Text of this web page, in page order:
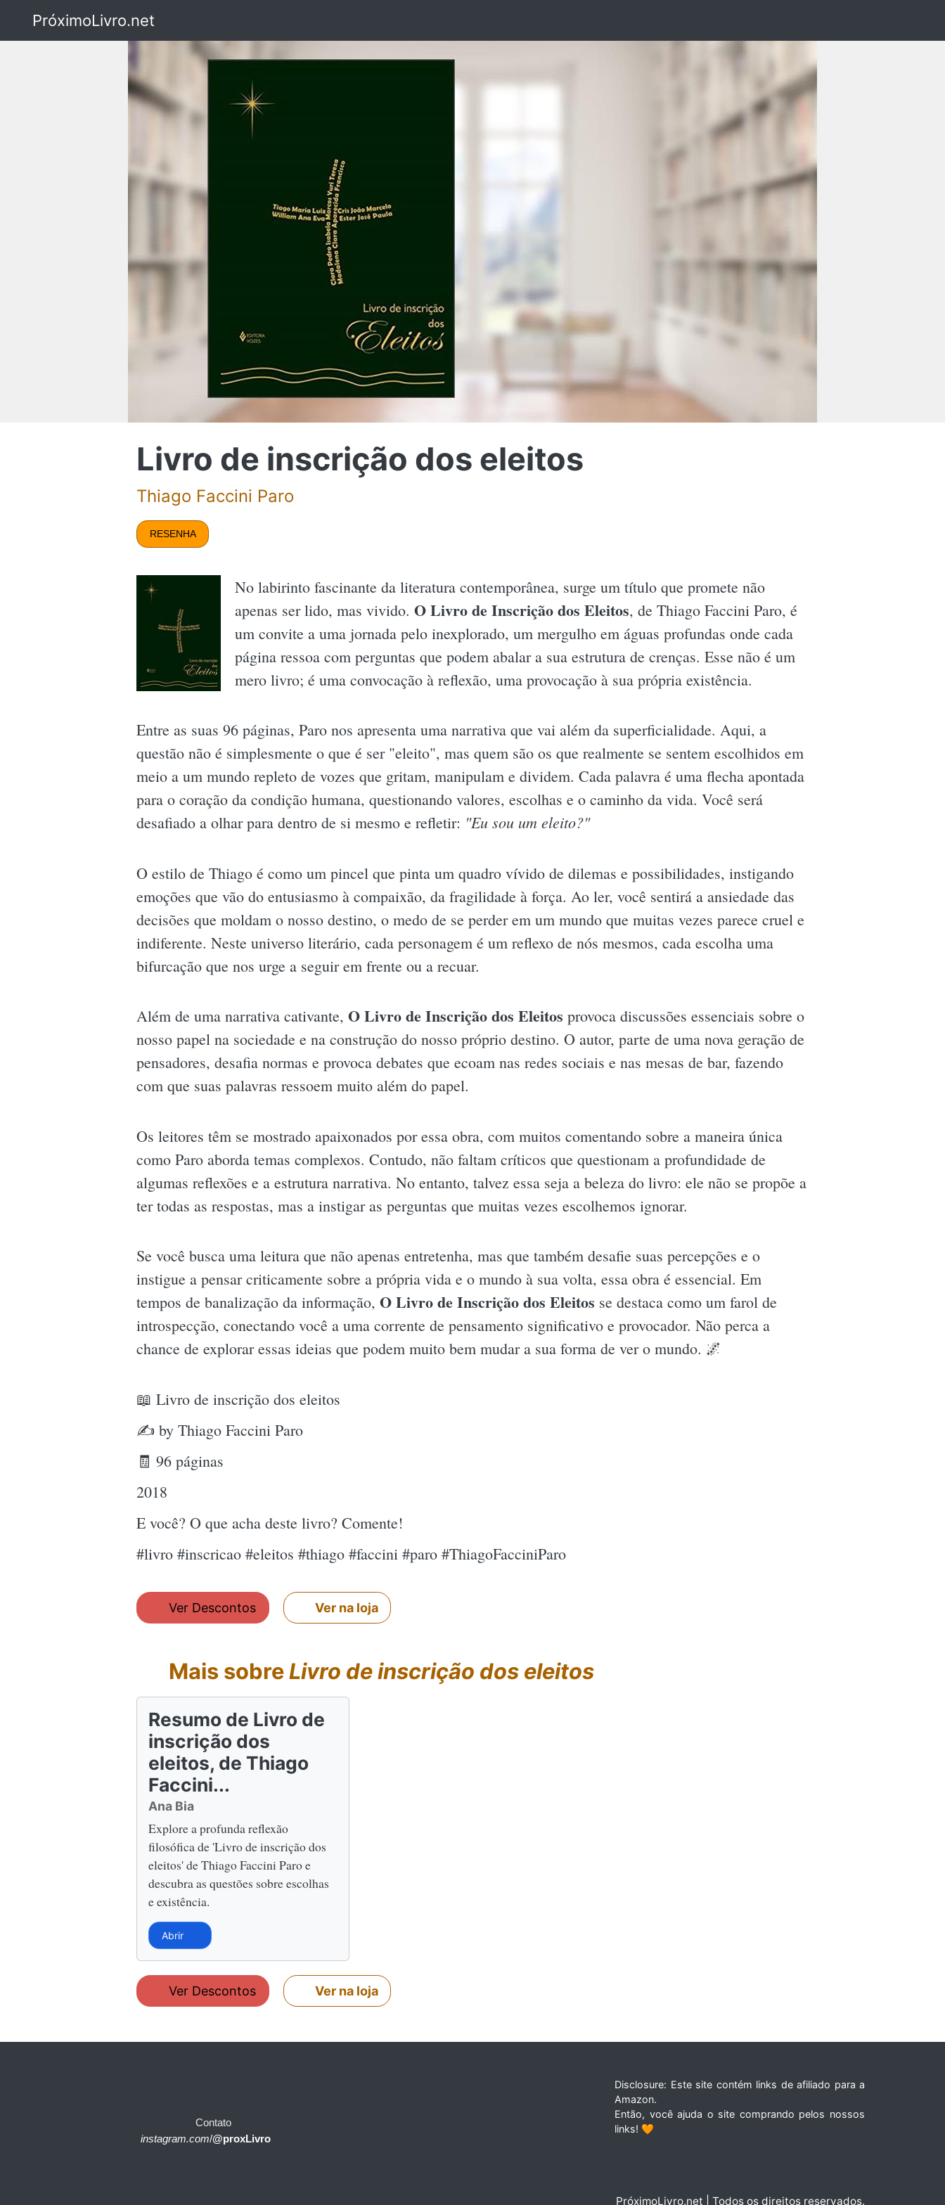
PróximoLivro.net
Livro de inscrição dos eleitos
Thiago Faccini Paro
RESENHA
No labirinto fascinante da literatura contemporânea, surge um título que promete não
apenas ser lido, mas vivido. O Livro de Inscrição dos Eleitos, de Thiago Faccini Paro, é
um convite a uma jornada pelo inexplorado, um mergulho em águas profundas onde cada
página ressoa com perguntas que podem abalar a sua estrutura de crenças. Esse não é um
mero livro; é uma convocação à reflexão, uma provocação à sua própria existência.
Entre as suas 96 páginas, Paro nos apresenta uma narrativa que vai além da superficialidade. Aqui, a
questão não é simplesmente o que é ser "eleito", mas quem são os que realmente se sentem escolhidos em
meio a um mundo repleto de vozes que gritam, manipulam e dividem. Cada palavra é uma flecha apontada
para o coração da condição humana, questionando valores, escolhas e o caminho da vida. Você será
desafiado a olhar para dentro de si mesmo e refletir: "Eu sou um eleito?"
O estilo de Thiago é como um pincel que pinta um quadro vívido de dilemas e possibilidades, instigando
emoções que vão do entusiasmo à compaixão, da fragilidade à força. Ao ler, você sentirá a ansiedade das
decisões que moldam o nosso destino, o medo de se perder em um mundo que muitas vezes parece cruel e
indiferente. Neste universo literário, cada personagem é um reflexo de nós mesmos, cada escolha uma
bifurcação que nos urge a seguir em frente ou a recuar.
Além de uma narrativa cativante, O Livro de Inscrição dos Eleitos provoca discussões essenciais sobre o
nosso papel na sociedade e na construção do nosso próprio destino. O autor, parte de uma nova geração de
pensadores, desafia normas e provoca debates que ecoam nas redes sociais e nas mesas de bar, fazendo
com que suas palavras ressoem muito além do papel.
Os leitores têm se mostrado apaixonados por essa obra, com muitos comentando sobre a maneira única
como Paro aborda temas complexos. Contudo, não faltam críticos que questionam a profundidade de
algumas reflexões e a estrutura narrativa. No entanto, talvez essa seja a beleza do livro: ele não se propõe a
ter todas as respostas, mas a instigar as perguntas que muitas vezes escolhemos ignorar.
Se você busca uma leitura que não apenas entretenha, mas que também desafie suas percepções e o
instigue a pensar criticamente sobre a própria vida e o mundo à sua volta, essa obra é essencial. Em
tempos de banalização da informação, O Livro de Inscrição dos Eleitos se destaca como um farol de
introspecção, conectando você a uma corrente de pensamento significativo e provocador. Não perca a
chance de explorar essas ideias que podem muito bem mudar a sua forma de ver o mundo. 🌌
📖 Livro de inscrição dos eleitos
✍ by Thiago Faccini Paro
🧾 96 páginas
2018
E você? O que acha deste livro? Comente!
#livro #inscricao #eleitos #thiago #faccini #paro #ThiagoFacciniParo
Ver Descontos Ver na loja
Mais sobreLivro de inscrição dos eleitos
Resumo de Livro de
inscrição dos
eleitos, de Thiago
Faccini...
Ana Bia
Explore a profunda reflexão
filosófica de 'Livro de inscrição dos
eleitos' de Thiago Faccini Paro e
descubra as questões sobre escolhas
e existência.
Abrir
Ver Descontos Ver na loja
Contato
instagram.com/@proxLivro
Disclosure: Este site contém links de afiliado para a
Amazon.
Então, você ajuda o site comprando pelos nossos
links! 🧡
PróximoLivro.net | Todos os direitos reservados.